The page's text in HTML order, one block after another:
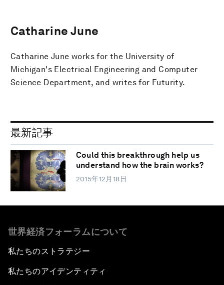
Catharine June
Catharine June works for the University of
Michigan's Electrical Engineering and Computer
Science Department, and writes for Futurity.
最新記事
Could this breakthrough help us
understand how the brain works?
2015年12月18日
世界経済フォーラムについて
私たちのストラテジー
私たちのアイデンティティ